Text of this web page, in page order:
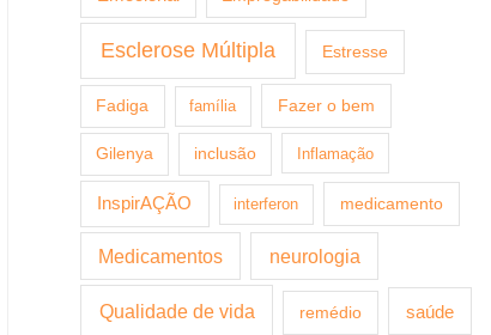
Esclerose Múltipla Estresse
Fadiga família Fazer o bem
Gilenya inclusão Inflamação
InspirAÇÃO interferon medicamento
Medicamentos neurologia
Qualidade de vida remédio saúde